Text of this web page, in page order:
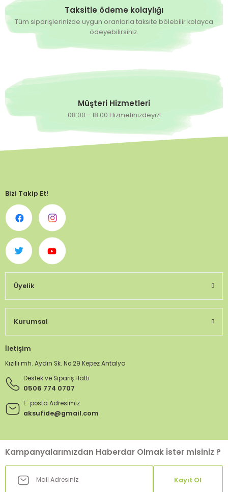
Taksitle ödeme kolaylığı
Tüm siparişlerinizde uygun oranlarla taksite bölebilir kolayca
ödeyebilirsiniz.
Müşteri Hizmetleri
08:00 - 18:00 Hizmetinizdeyiz!
Bizi Takip Et!
Üyelik
Kurumsal
İletişim
Kızıllı mh. Aydın Sk. No:29 Kepez Antalya
Destek ve Sipariş Hattı
0506 774 0707
E-posta Adresimiz
aksufide@gmail.com
Kampanyalarımızdan Haberdar Olmak İster misiniz ?
Kayıt Ol